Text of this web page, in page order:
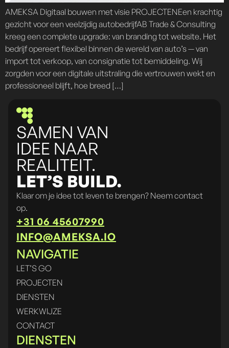
AMEKSA Digitaal bouwen met visie PROJECTENEen krachtig
gezicht voor een veelzijdig autobedrijfAB Trade & Consulting
kreeg een complete upgrade: van branding tot website. Het
bedrijf opereert flexibel binnen de wereld van auto’s — van
import tot verkoop, van consignatie tot bemiddeling. Wij
zorgden voor een digitale uitstraling die vertrouwen wekt en
professioneel blijft, hoe breed […]
SAMEN VAN
IDEE NAAR
REALITEIT.
LET’S BUILD.
Klaar om je idee tot leven te brengen? Neem contact
op.
+31 06 45607990
INFO@AMEKSA.IO
NAVIGATIE
LET’S GO
PROJECTEN
DIENSTEN
WERKWIJZE
CONTACT
DIENSTEN